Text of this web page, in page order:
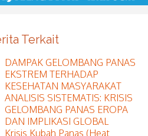
Terkait
DAMPAK GELOMBANG PANAS
EKSTREM TERHADAP
KESEHATAN MASYARAKAT
ANALISIS SISTEMATIS: KRISIS
GELOMBANG PANAS EROPA
DAN IMPLIKASI GLOBAL
Krisis Kubah Panas (Heat